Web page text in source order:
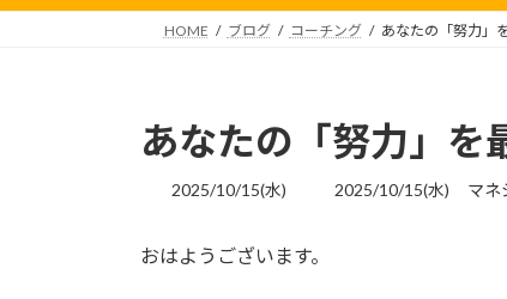
プ
動
HOME ブログ コーチング あなたの「努力」
あなたの「努力」を
2025/10/15(水)
最
2025/10/15(水) マ
おはようございます。